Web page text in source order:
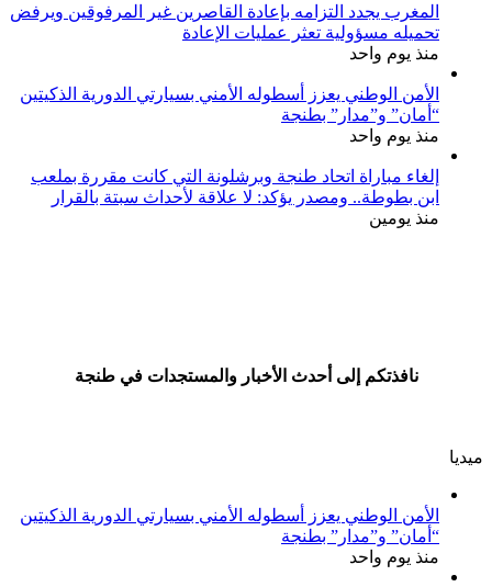
المغرب يجدد التزامه بإعادة القاصرين غير المرفوقين ويرفض
تحميله مسؤولية تعثر عمليات الإعادة
منذ يوم واحد
الأمن الوطني يعزز أسطوله الأمني بسيارتي الدورية الذكيتين
“أمان” و”مدار” بطنجة
منذ يوم واحد
إلغاء مباراة اتحاد طنجة وبرشلونة التي كانت مقررة بملعب
ابن بطوطة.. ومصدر يؤكد: لا علاقة لأحداث سبتة بالقرار
منذ يومين
نافذتكم إلى أحدث الأخبار والمستجدات في طنجة
ميديا
الأمن الوطني يعزز أسطوله الأمني بسيارتي الدورية الذكيتين
“أمان” و”مدار” بطنجة
منذ يوم واحد